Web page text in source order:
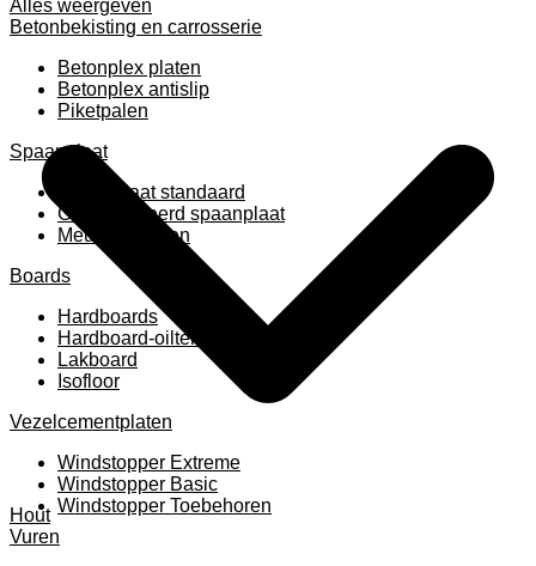
Alles weergeven
Betonbekisting en carrosserie
Betonplex platen
Betonplex antislip
Piketpalen
Spaanplaat
Spaanplaat standaard
Geplastificeerd spaanplaat
Meubelpanelen
Boards
Hardboards
Hardboard-oiltemperated
Lakboard
Isofloor
Vezelcementplaten
Windstopper Extreme
Windstopper Basic
Windstopper Toebehoren
Hout
Vuren